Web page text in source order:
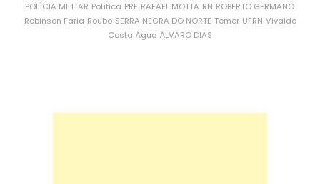
POLÍCIA MILITAR Política PRF RAFAEL MOTTA RN ROBERTO GERMANO
Robinson Faria Roubo SERRA NEGRA DO NORTE Temer UFRN Vivaldo
Costa Água ÁLVARO DIAS